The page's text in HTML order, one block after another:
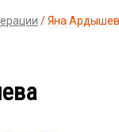
/ Яна